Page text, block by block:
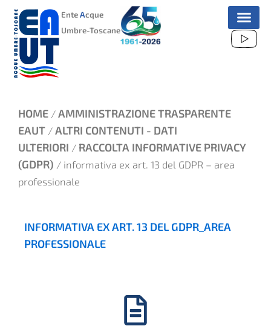
VAI
CONTENUTO
EnteAcque
Umbre-Toscane
HOME / AMMINISTRAZIONE TRASPARENTE
EAUT / ALTRI CONTENUTI - DATI
ULTERIORI / RACCOLTA INFORMATIVE PRIVACY
(GDPR) / informativa ex art. 13 del GDPR – area
professionale
INFORMATIVA EX ART. 13 DEL GDPR_AREA
PROFESSIONALE